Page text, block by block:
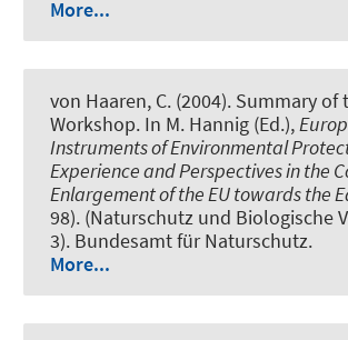
More...
von Haaren, C. (2004). Summary of
Workshop. In M. Hannig (Ed.),
Instruments of Environmental
Experience and Perspectives in the
Enlargement of the EU towards the
98). (Naturschutz und Biologische
3). Bundesamt für Naturschutz.
More...